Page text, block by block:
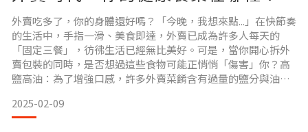
外賣吃多了，你的身體還好嗎？「今晚，我想來點...」在快節奏
的生活中，手指一滑、美食即達，外賣已成為許多人每天的
「固定三餐」，彷彿生活已經無比美好。可是，當你開心拆外
賣包裝的同時，是否想過這些食物可能正悄悄「傷害」你？高
鹽高油：為了增強口感，許多外賣菜餚含有過量的鹽分與油
熱量、高碳水為主，但新鮮蔬菜和優質蛋白的比例往往不足，
導致營養不均衡。隱藏的添加劑：為了延長保存時間或提升賣
2025-02-09